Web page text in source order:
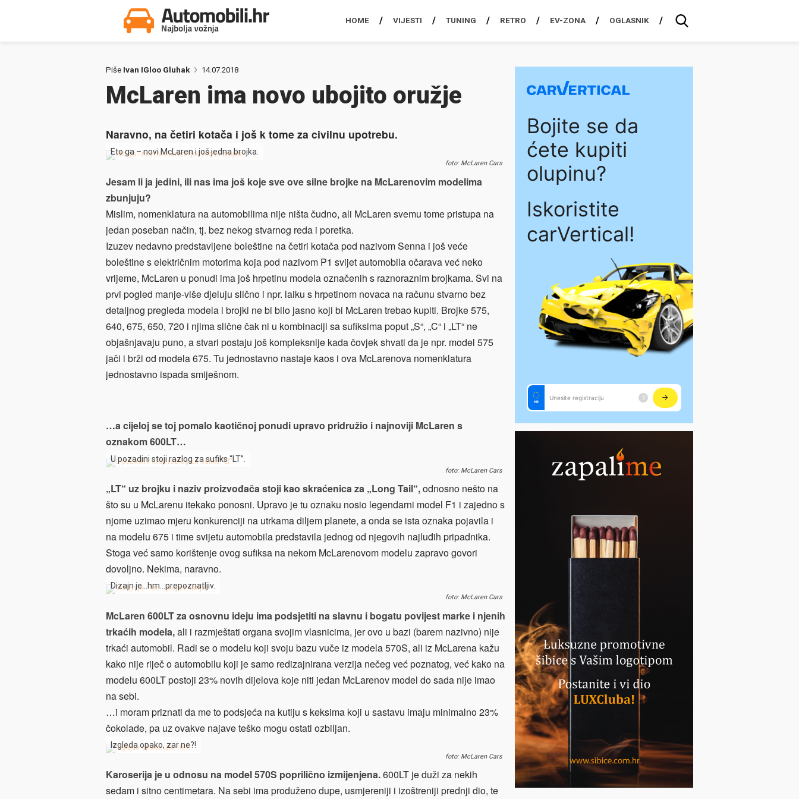
HOME VIJESTI TUNING RETRO EV-ZONA OGLASNIK
Piše Ivan IGloo Gluhak 14.07.2018
McLaren ima novo ubojito oružje
Naravno, na četiri kotača i još k tome za civilnu upotrebu.
Eto ga – novi McLaren i još jedna brojka.
foto: McLaren Cars
Jesam li ja jedini, ili nas ima još koje sve ove silne brojke na McLarenovim modelima
zbunjuju?
Mislim, nomenklatura na automobilima nije ništa čudno, ali McLaren svemu tome pristupa na
jedan poseban način, tj. bez nekog stvarnog reda i poretka.
Izuzev nedavno predstavljene boleštine na četiri kotača pod nazivom Senna i još veće
boleštine s električnim motorima koja pod nazivom P1 svijet automobila očarava već neko
vrijeme, McLaren u ponudi ima još hrpetinu modela označenih s raznoraznim brojkama. Svi na
prvi pogled manje-više djeluju slično i npr. laiku s hrpetinom novaca na računu stvarno bez
detaljnog pregleda modela i brojki ne bi bilo jasno koji bi McLaren trebao kupiti. Brojke 575,
640, 675, 650, 720 i njima slične čak ni u kombinaciji sa sufiksima poput „S“, „C“ i „LT“ ne
objašnjavaju puno, a stvari postaju još kompleksnije kada čovjek shvati da je npr. model 575
jači i brži od modela 675. Tu jednostavno nastaje kaos i ova McLarenova nomenklatura
jednostavno ispada smiješnom.
…a cijeloj se toj pomalo kaotičnoj ponudi upravo pridružio i najnoviji McLaren s
oznakom 600LT…
U pozadini stoji razlog za sufiks “LT”.
foto: McLaren Cars
„LT“ uz brojku i naziv proizvođača stoji kao skraćenica za „Long Tail“,odnosno nešto na
što su u McLarenu itekako ponosni. Upravo je tu oznaku nosio legendarni model F1 i zajedno s
njome uzimao mjeru konkurenciji na utrkama diljem planete, a onda se ista oznaka pojavila i
na modelu 675 i time svijetu automobila predstavila jednog od njegovih najluđih pripadnika.
Stoga već samo korištenje ovog sufiksa na nekom McLarenovom modelu zapravo govori
dovoljno. Nekima, naravno.
Dizajn je…hm…prepoznatljiv.
foto: McLaren Cars
McLaren 600LT za osnovnu ideju ima podsjetiti na slavnu i bogatu povijest marke i njenih
trkaćih modela,ali i razmještati organa svojim vlasnicima, jer ovo u bazi (barem nazivno) nije
trkaći automobil. Radi se o modelu koji svoju bazu vuče iz modela 570S, ali iz McLarena kažu
kako nije riječ o automobilu koji je samo redizajnirana verzija nečeg već poznatog, već kako na
modelu 600LT postoji 23% novih dijelova koje niti jedan McLarenov model do sada nije imao
na sebi.
…i moram priznati da me to podsjeća na kutiju s keksima koji u sastavu imaju minimalno 23%
čokolade, pa uz ovakve najave teško mogu ostati ozbiljan.
Izgleda opako, zar ne?!
foto: McLaren Cars
Karoserija je u odnosu na model 570S poprilično izmijenjena.600LT je duži za nekih
sedam i sitno centimetara. Na sebi ima produženo dupe, usmjereniji i izoštreniji prednji dio, te